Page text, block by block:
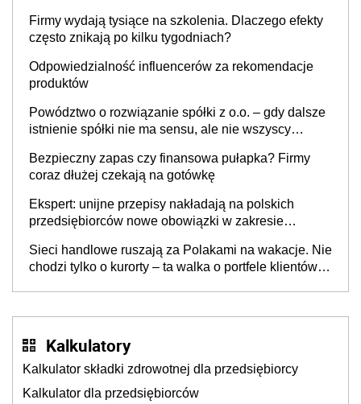
Firmy wydają tysiące na szkolenia. Dlaczego efekty
często znikają po kilku tygodniach?
Odpowiedzialność influencerów za rekomendacje
produktów
Powództwo o rozwiązanie spółki z o.o. – gdy dalsze
istnienie spółki nie ma sensu, ale nie wszyscy
Bezpieczny zapas czy finansowa pułapka? Firmy
coraz dłużej czekają na gotówkę
Ekspert: unijne przepisy nakładają na polskich
przedsiębiorców nowe obowiązki w zakresie
Sieci handlowe ruszają za Polakami na wakacje. Nie
chodzi tylko o kurorty – ta walka o portfele klientów
Kalkulatory
Kalkulator składki zdrowotnej dla przedsiębiorcy
Kalkulator dla przedsiębiorców